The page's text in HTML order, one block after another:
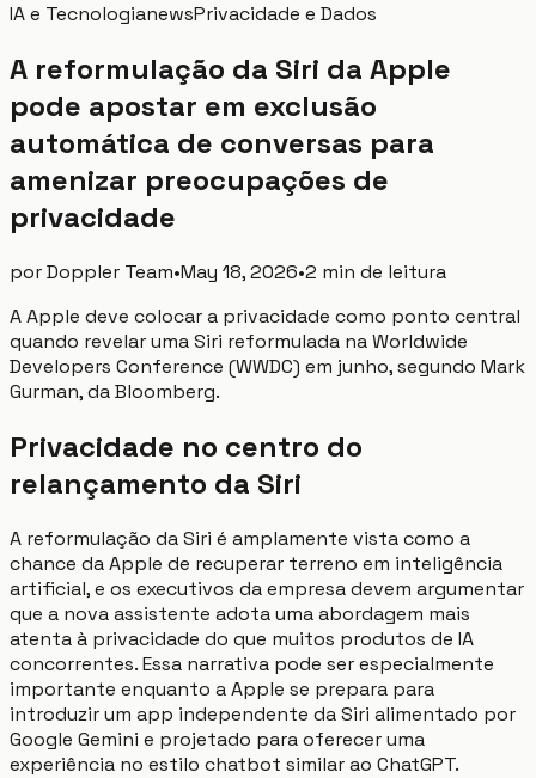
IA e TecnologianewsPrivacidade e Dados
A reformulação da Siri da Apple
pode apostar em exclusão
automática de conversas para
amenizar preocupações de
privacidade
porDoppler Team•May 18, 2026•2 min de leitura
A Apple deve colocar a privacidade como ponto central
quando revelar uma Siri reformulada na Worldwide
Developers Conference (WWDC) em junho, segundo Mark
Gurman, da Bloomberg.
Privacidade no centro do
relançamento da Siri
A reformulação da Siri é amplamente vista como a
chance da Apple de recuperar terreno em inteligência
artificial, e os executivos da empresa devem argumentar
que a nova assistente adota uma abordagem mais
atenta à privacidade do que muitos produtos de IA
concorrentes. Essa narrativa pode ser especialmente
importante enquanto a Apple se prepara para
introduzir um app independente da Siri alimentado por
Google Gemini e projetado para oferecer uma
experiência no estilo chatbot similar ao ChatGPT.